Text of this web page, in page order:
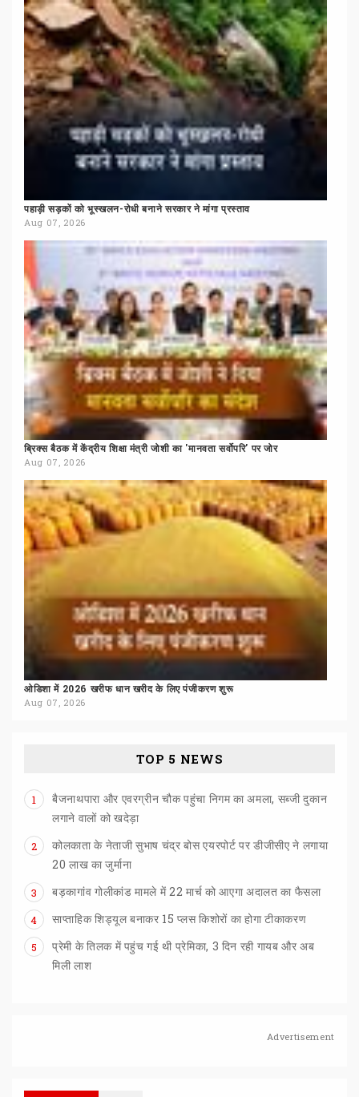
पहाड़ी सड़कों को भूस्खलन-रोधी बनाने सरकार ने मांगा प्रस्ताव
Aug 07, 2026
ब्रिक्स बैठक में केंद्रीय शिक्षा मंत्री जोशी का 'मानवता सर्वोपरि' पर जोर
Aug 07, 2026
ओडिशा में 2026 खरीफ धान खरीद के लिए पंजीकरण शुरू
Aug 07, 2026
TOP 5 NEWS
1
बैजनाथपारा और एवरग्रीन चौक पहुंचा निगम का अमला, सब्जी दुकान
लगाने वालों को खदेड़ा
2
कोलकाता के नेताजी सुभाष चंद्र बोस एयरपोर्ट पर डीजीसीए ने लगाया
20 लाख का जुर्माना
3 बड़कागांव गोलीकांड मामले में22 मार्च कोआएगाअदालत का फैसला
4 साप्ताहिकशिड्यूलबनाकर 15 प्लसकिशोरों काहोगाटीकाकरण
5
प्रेमी के तिलक में पहुंच गई थी प्रेमिका, 3 दिन रही गायब और अब
मिली लाश
Advertisement